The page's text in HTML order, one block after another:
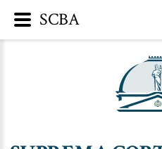
SCBA